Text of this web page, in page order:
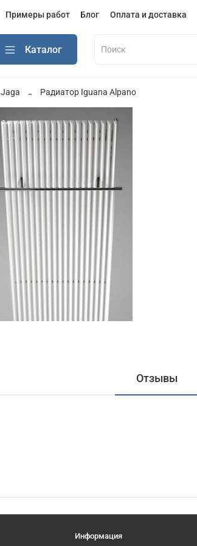
Примеры работ Блог Оплата и доставка
Каталог
Jaga Радиатор Iguana Alpano
Отзывы
Информация